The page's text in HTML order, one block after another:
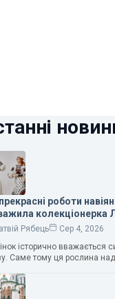
роботи
Рябець
Сер 4, 2026
історично вважається
Саме тому ця рослина